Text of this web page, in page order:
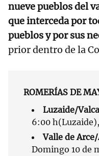
nueve pueblos del
que interceda por
pueblos y por sus
prior dentro de la
ROMERÍAS DE
Luzaide/
6:00
Valle de
Domingo 10 de